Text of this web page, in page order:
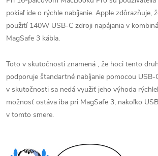
pokiaľ ide o rýchle nabíjanie. Apple zdôrazňuje,
použití 140W USB-C zdroji napájania v
MagSafe 3 kábla.
Toto v skutočnosti znamená , že hoci tento
podporuje štandartné nabíjanie pomocou USB-
v skutočnosti sa nedá využiť jeho výhoda
možnosť ostáva iba pri MagSafe 3, nakoľko
v tomto smere.